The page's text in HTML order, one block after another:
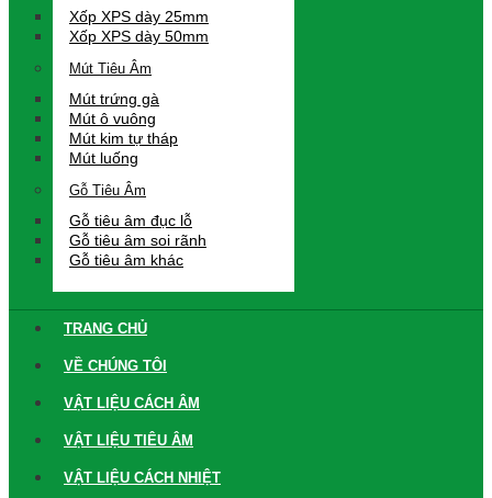
Xốp XPS dày 25mm
Xốp XPS dày 50mm
Mút Tiêu Âm
Mút trứng gà
Mút ô vuông
Mút kim tự tháp
Mút luống
Gỗ Tiêu Âm
Gỗ tiêu âm đục lỗ
Gỗ tiêu âm soi rãnh
Gỗ tiêu âm khác
TRANG CHỦ
VỀ CHÚNG TÔI
VẬT LIỆU CÁCH ÂM
VẬT LIỆU TIÊU ÂM
VẬT LIỆU CÁCH NHIỆT